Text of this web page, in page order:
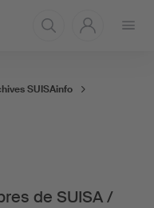
le
de SUISA /
SUISAinfo